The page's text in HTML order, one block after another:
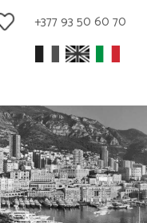
+377 93 50 60 70